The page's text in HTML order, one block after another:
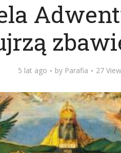
5 lat ago by Parafia 27